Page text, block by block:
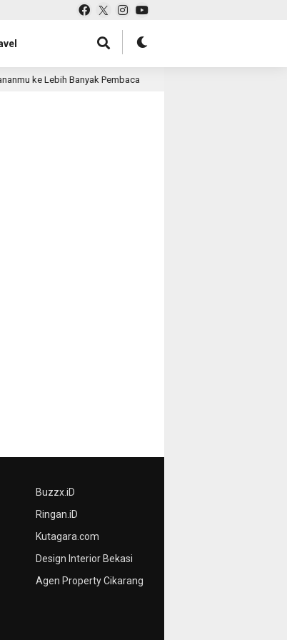
ke Lebih Banyak Pembaca
Buzzx.iD
Ringan.iD
Kutagara.com
Design Interior Bekasi
Agen Property Cikarang